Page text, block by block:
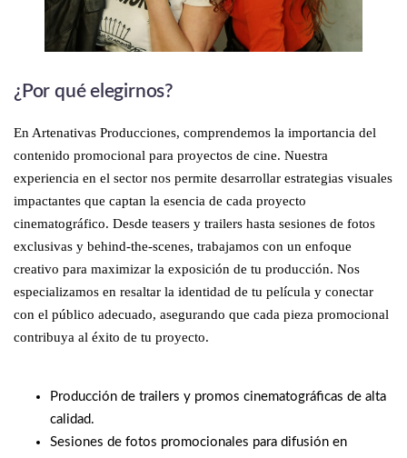
¿Por qué elegirnos?
En Artenativas Producciones, comprendemos la importancia del
contenido promocional para proyectos de cine. Nuestra
experiencia en el sector nos permite desarrollar estrategias visuales
impactantes que captan la esencia de cada proyecto
cinematográfico. Desde teasers y trailers hasta sesiones de fotos
exclusivas y behind-the-scenes, trabajamos con un enfoque
creativo para maximizar la exposición de tu producción. Nos
especializamos en resaltar la identidad de tu película y conectar
con el público adecuado, asegurando que cada pieza promocional
contribuya al éxito de tu proyecto.
Producción de trailers y promos cinematográficas de alta
calidad.
Sesiones de fotos promocionales para difusión en